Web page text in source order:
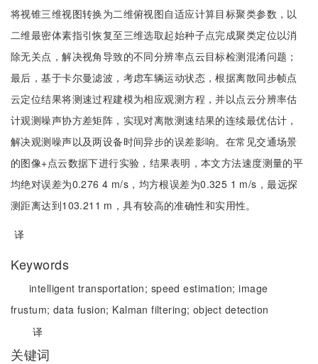
将视锥三维视图转换为二维俯视图自适应计算目标聚类参数，以
二维最密体素指引恢复至三维选取起始种子点完成聚类定位以消
除无关点，解决视角导致的不同分辨率点云目标检测混淆问题；
最后，基于卡尔曼滤波，考虑车辆运动状态，根据离散同步帧点
云定位结果将测速过程建模为相应观测方程，并以点云分辨率估
计观测噪声协方差矩阵，实现对离散测速结果的连续最优估计，
解决观测噪声以及两设备时间异步的误差影响。在常见交通场景
的图像+点云数据下进行实验，结果表明，本文方法速度测量的平
均绝对误差为0.276 4 m/s，均方根误差为0.325 1 m/s，最远探
测距离达到103.211 m，具有较高的准确性和实用性。
译
Keywords
intelligent transportation; speed estimation;image
frustum; data fusion; Kalman filtering; object detection
译
关键词